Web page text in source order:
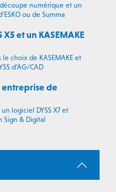
numérique et un
ou de Summa
X5 et un KASEMAKE
choix de KASEMAKE et
d’AG/CAD
entreprise de
logiciel DYSS X7 et
Sign & Digital